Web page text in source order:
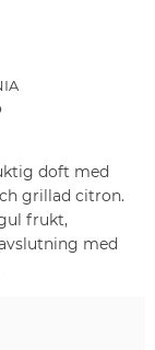
doft med
grillad citron.
frukt,
med